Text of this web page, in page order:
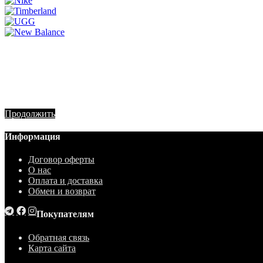
Продолжить
Информация
Договор оферты
О нас
Оплата и доставка
Обмен и возврат
Покупателям
Обратная связь
Карта сайта